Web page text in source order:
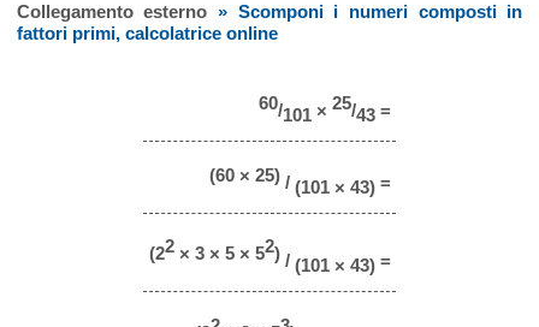
Collegamento esterno» Scomponi i numeri composti in
fattori primi, calcolatrice online
60/101 × 25/43=
(60 × 25)/ (101 × 43)=
(22× 3 × 5 × 52)/ (101 × 43)=